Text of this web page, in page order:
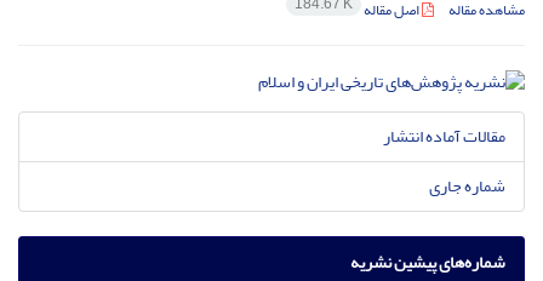
مشاهده مقاله اصل مقاله
مقالات آماده انتشار
شماره جاری
شماره‌های پیشین نشریه